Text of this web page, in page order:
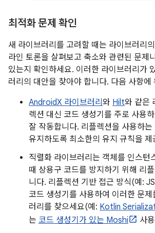
최적화 문제 확인
새 라이브러리를 고려할 때는 라이브러리
라인 토론을 살펴보고 축소와 관련된 문제
있는지 확인하세요. 이러한 라이브러리가
러리의 대안을 찾아야 합니다. 다음 사항에
AndroidX 라이브러리 와 Hilt와 같은
렉션 대신 코드 생성기를 주로 사용
잘 작동합니다. 리플렉션을 사용하
유지하도록 최소한의 유지 규칙을 제
직렬화 라이브러리는 객체를 인스턴
때 상용구 코드를 방지하기 위해 리
니다. 리플렉션 기반 접근 방식(예:
코드 생성기를 사용하여 이러한 문
러리를 찾으세요(예: Kotlin
는 코드 생성기가 있는 Moshi
사